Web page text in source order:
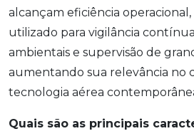
alcançam eficiência
utilizado para vigilância
ambientais e supervisão de
aumentando sua relevância no
tecnologia aérea
Quais são as principais